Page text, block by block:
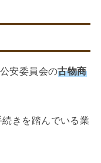
安委員会の古物商
きを踏んでいる業